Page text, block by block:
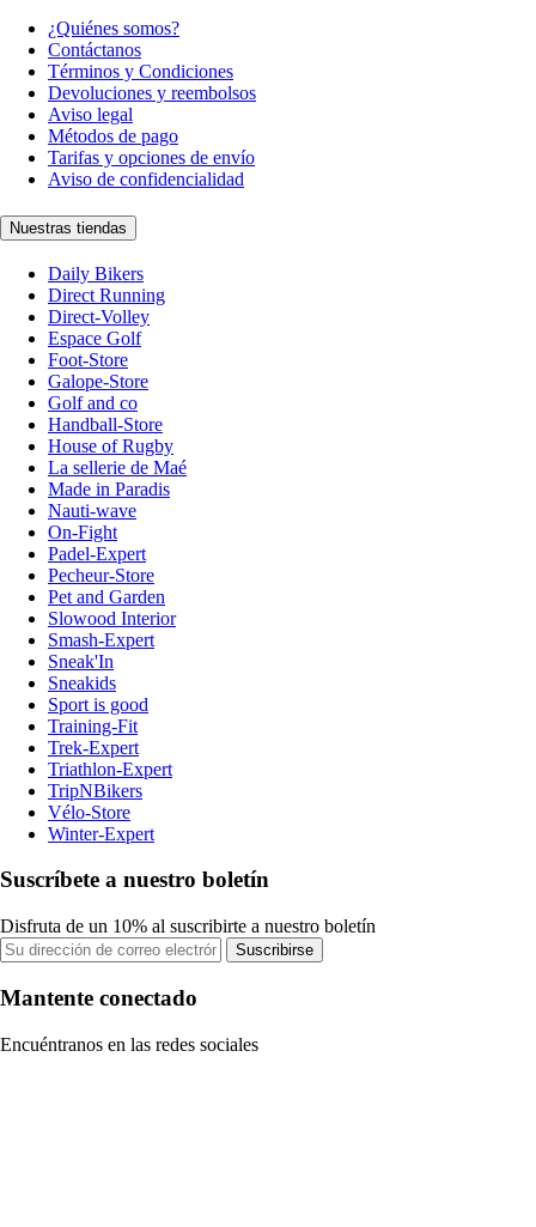
¿Quiénes somos?
Contáctanos
Términos y Condiciones
Devoluciones y reembolsos
Aviso legal
Métodos de pago
Tarifas y opciones de envío
Aviso de confidencialidad
Nuestras tiendas
Daily Bikers
Direct Running
Direct-Volley
Espace Golf
Foot-Store
Galope-Store
Golf and co
Handball-Store
House of Rugby
La sellerie de Maé
Made in Paradis
Nauti-wave
On-Fight
Padel-Expert
Pecheur-Store
Pet and Garden
Slowood Interior
Smash-Expert
Sneak'In
Sneakids
Sport is good
Training-Fit
Trek-Expert
Triathlon-Expert
TripNBikers
Vélo-Store
Winter-Expert
Suscríbete a nuestro boletín
Disfruta de un 10% al suscribirte a nuestro boletín
Suscribirse
Mantente conectado
Encuéntranos en las redes sociales